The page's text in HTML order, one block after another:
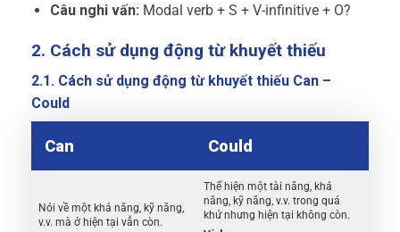
Câu nghi vấn: Modal verb + S + V-infinitive + O?
2. Cách sử dụng động từ khuyết thiếu
2.1. Cách sử dụng động từ khuyết thiếu Can –
Could
Can Could
Nói về một khả năng, kỹ năng,
v.v. mà ở hiện tại vẫn còn.
Thể hiện một tài năng, khả
năng, kỹ năng, v.v. trong quá
khứ nhưng hiện tại không còn.